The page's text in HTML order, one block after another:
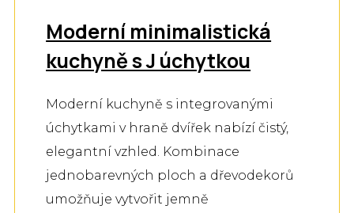
Moderní minimalistická
kuchyně s J úchytkou
Moderní kuchyně s integrovanými
úchytkami v hraně dvířek nabízí čistý,
elegantní vzhled. Kombinace
jednobarevných ploch a dřevodekorů
umožňuje vytvořit jemně